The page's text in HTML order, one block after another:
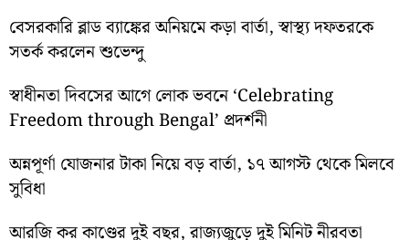
বেসরকারি ব্লাড ব্যাঙ্কের অনিয়মে কড়া বার্তা, স্বাস্থ্য দফতরকে
সতর্ক করলেন শুভেন্দু
স্বাধীনতা দিবসের আগে লোক ভবনে ‘Celebrating
Freedom through Bengal’ প্রদর্শনী
অন্নপূর্ণা যোজনার টাকা নিয়ে বড় বার্তা, ১৭ আগস্ট থেকে মিলবে
সুবিধা
আরজি কর কাণ্ডের দুই বছর, রাজ্যজুড়ে দুই মিনিট নীরবতা